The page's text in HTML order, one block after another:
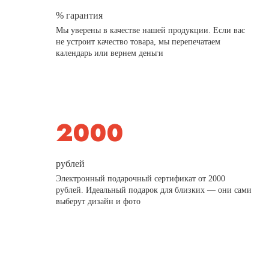
% гарантия
Мы уверены в качестве нашей продукции. Если вас
не устроит качество товара, мы перепечатаем
календарь или вернем деньги
рублей
Электронный подарочный сертификат от 2000
рублей. Идеальный подарок для близких — они сами
выберут дизайн и фото